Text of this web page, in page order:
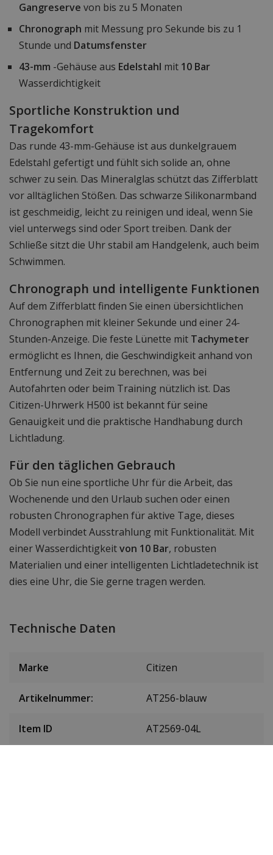
Gangreserve von bis zu 5 Monaten
Chronograph mit Messung pro Sekunde bis zu 1
Stunde und Datumsfenster
43-mm -Gehäuse aus Edelstahl mit 10 Bar
Wasserdichtigkeit
Sportliche Konstruktion und
Tragekomfort
Das runde 43-mm-Gehäuse ist aus dunkelgrauem
Edelstahl gefertigt und fühlt sich solide an, ohne
schwer zu sein. Das Mineralglas schützt das Zifferblatt
vor alltäglichen Stößen. Das schwarze Silikonarmband
ist geschmeidig, leicht zu reinigen und ideal, wenn Sie
viel unterwegs sind oder Sport treiben. Dank der
Schließe sitzt die Uhr stabil am Handgelenk, auch beim
Schwimmen.
Chronograph und intelligente Funktionen
Auf dem Zifferblatt finden Sie einen übersichtlichen
Chronographen mit kleiner Sekunde und einer 24-
Stunden-Anzeige. Die feste Lünette mit Tachymeter
ermöglicht es Ihnen, die Geschwindigkeit anhand von
Entfernung und Zeit zu berechnen, was bei
Autofahrten oder beim Training nützlich ist. Das
Citizen-Uhrwerk H500 ist bekannt für seine
Genauigkeit und die praktische Handhabung durch
Lichtladung.
Für den täglichen Gebrauch
Ob Sie nun eine sportliche Uhr für die Arbeit, das
Wochenende und den Urlaub suchen oder einen
robusten Chronographen für aktive Tage, dieses
Modell verbindet Ausstrahlung mit Funktionalität. Mit
einer Wasserdichtigkeitvon 10 Bar, robusten
Materialien und einer intelligenten Lichtladetechnik ist
dies eine Uhr, die Sie gerne tragen werden.
Technische Daten
Marke Citizen
Artikelnummer: AT256-blauw
Item ID AT2569-04L